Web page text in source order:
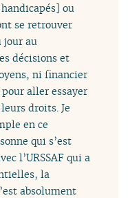
ou
se retrouver
jour au
décisions et
ni financier
aller essayer
droits. Je
en ce
qui s’est
l’URSSAF qui a
la
absolument